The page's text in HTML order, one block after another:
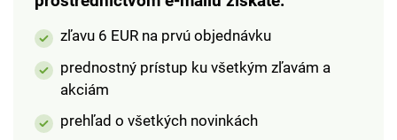
zľavu 6 EUR na prvú objednávku
prednostný prístup ku všetkým zľavám a
akciám
prehľad o všetkých novinkách